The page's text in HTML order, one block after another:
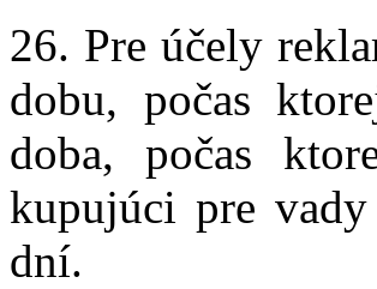
26. Pre účely
dobu, počas
doba, počas
kupujúci pre
dní.